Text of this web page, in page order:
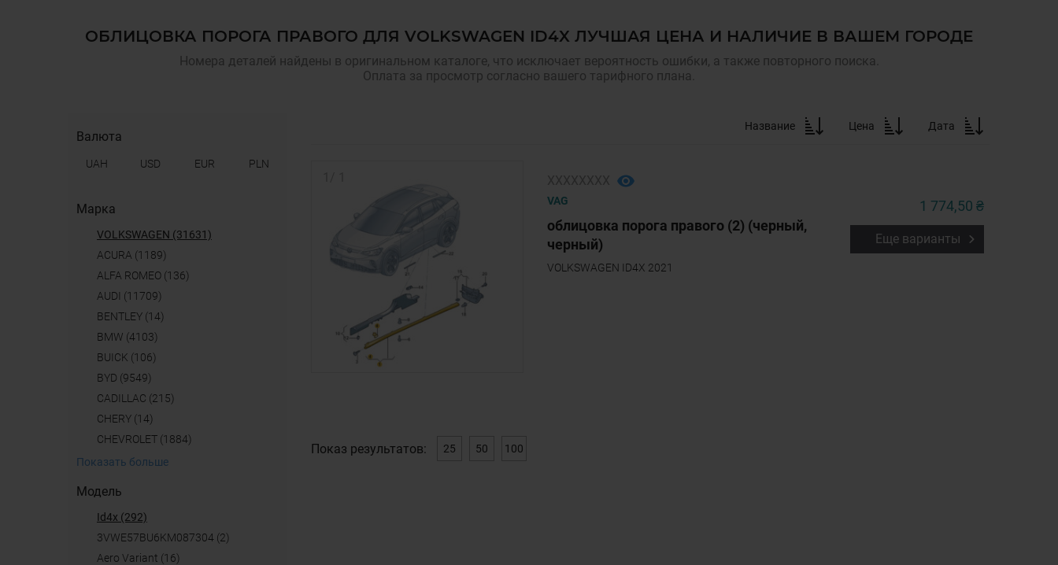
ОБЛИЦОВКА ПОРОГА ПРАВОГО ДЛЯ VOLKSWAGEN ID4X ЛУЧШАЯ ЦЕНА И НАЛИЧИЕ В ВАШЕМ ГОРОДЕ
Номера деталей найдены в оригинальном каталоге, что исключает вероятность ошибки, а также повторного поиска.
Оплата за просмотр согласно вашего тарифного плана.
Валюта
UAH USD EUR PLN
Марка
VOLKSWAGEN (31631)
ACURA (1189)
ALFA ROMEO (136)
AUDI (11709)
BENTLEY (14)
BMW (4103)
BUICK (106)
BYD (9549)
CADILLAC (215)
CHERY (14)
CHEVROLET (1884)
Показать больше
Модель
id4x (292)
3VWE57BU6KM087304 (2)
Aero Variant (16)
Название Цена Дата
VAG
облицовка порога правого (2) (черный,
черный)
VOLKSWAGEN ID4X 2021
1 774,50 ₴
Еще варианты
Показ результатов: 25 50 100